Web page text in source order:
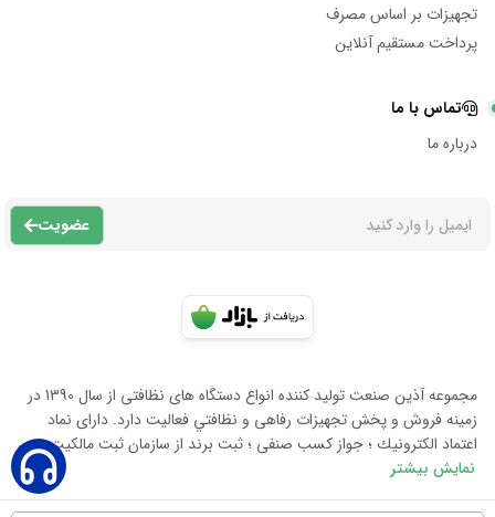
تجهیزات بر اساس مصرف
پرداخت مستقیم آنلاین
تماس با ما
درباره ما
عضویت
مجموعه آذين صنعت توليد كننده انواع دستگاه هاى نظافتى از سال 1390 در
زمينه فروش و پخش تجهيزات رفاهى و نظافتي فعاليت دارد. داراى نماد
اعتماد الكترونيك ؛ جواز كسب صنفى ؛ ثبت برند از سازمان ثبت مالكيت معن
نمایش بیشتر